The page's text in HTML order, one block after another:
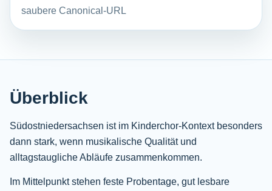
saubere Canonical-URL
Überblick
Südostniedersachsen ist im Kinderchor-Kontext besonders
dann stark, wenn musikalische Qualität und
alltagstaugliche Abläufe zusammenkommen.
Im Mittelpunkt stehen feste Probentage, gut lesbare